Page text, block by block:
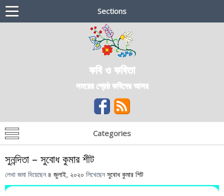
Sections
কবি ও কবিতা
সময়ের শ্রেষ্ঠ কবিদের আসর
Categories
সুনন্দিতা – সুবোধ কুমার শীট
লেখা জমা দিয়েছেন ৪ জুলাই, ২০২০ লিখেছেন সুবোধ কুমার শিট